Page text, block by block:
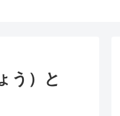
う）と